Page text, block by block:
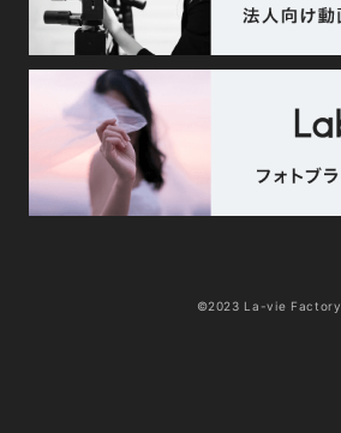
©2023 La-vie Factory